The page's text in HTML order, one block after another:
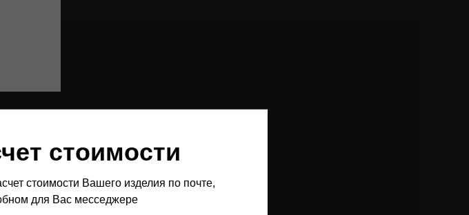
стоимости
стоимости Вашего изделия по почте,
для Вас месседжере